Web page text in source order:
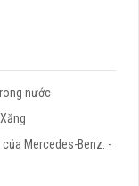
nước
Mercedes-Benz. -